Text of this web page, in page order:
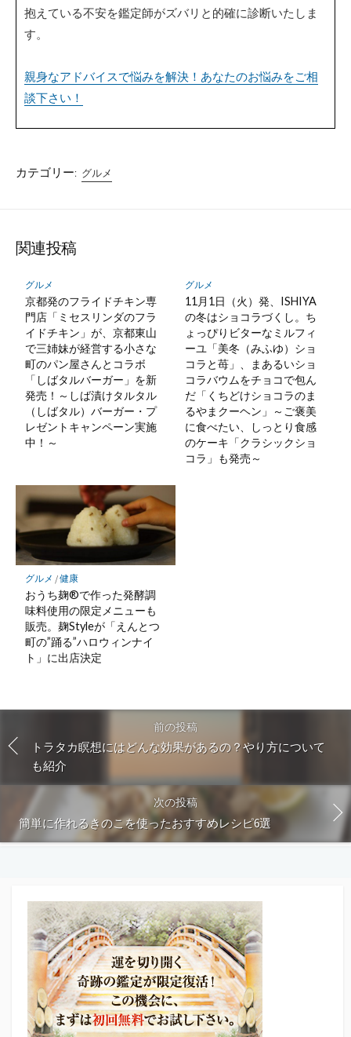
抱えている不安を鑑定師がズバリと的確に診断いたしま
す。
親身なアドバイスで悩みを解決！あなたのお悩みをご相
談下さい！
カテゴリー: グルメ
関連投稿
グルメ
京都発のフライドチキン専
門店「ミセスリンダのフラ
イドチキン」が、京都東山
で三姉妹が経営する小さな
町のパン屋さんとコラボ
「しばタルバーガー」を新
発売！～しば漬けタルタル
（しばタル）バーガー・プ
レゼントキャンペーン実施
中！～
グルメ
11月1日（火）発、ISHIYA
の冬はショコラづくし。ち
ょっぴりビターなミルフィ
ーユ「美冬（みふゆ）ショ
コラと苺」、まあるいショ
コラバウムをチョコで包ん
だ「くちどけショコラのま
るやまクーヘン」～ご褒美
に食べたい、しっとり食感
のケーキ「クラシックショ
コラ」も発売～
グルメ /健康
おうち麹®で作った発酵調
味料使用の限定メニューも
販売。麹Styleが「えんとつ
町の”踊る”ハロウィンナイ
ト」に出店決定
前の投稿
トラタカ瞑想にはどんな効果があるの？やり方について
も紹介
次の投稿
簡単に作れるきのこを使ったおすすめレシピ6選